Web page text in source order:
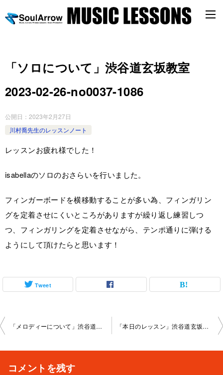
「ソロについて」渋谷道玄坂教室
2023-02-26-­no0037-­1086
公開日： 2023年2月27日
川村喬先生のレッスンノート
レッスンお疲れ様でした！
isabellaのソロのおさらいを行いました。
フィンガーボードを横移動することが多い為、フィンガリン
グを定着させにくいところがありますが繰り返し練習しつ
つ、フィンガリングを定着させながら、テンポ通りに弾ける
ようにして頂けたらと思います！
Tweet
投
「メロディーについて」渋谷道玄坂教室2023-02-26-­no0037-­1086 「本日のレッスン」渋谷道玄坂教室2023-03-30-­no0037-­1086
コメントを残す